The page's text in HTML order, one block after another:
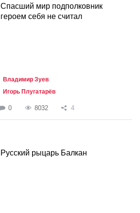
Спасший мир подполковник
героем себя не считал
Владимир Зуев
Игорь Плугатарёв
0 8032 4
Русский рыцарь Балкан